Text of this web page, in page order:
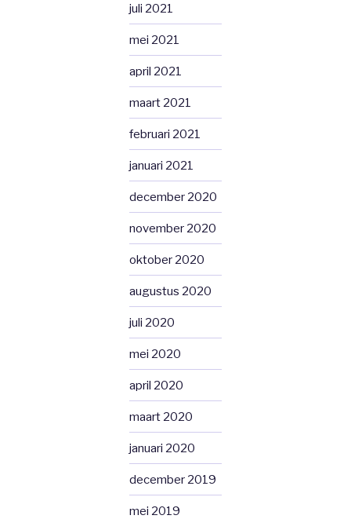
juli 2021
mei 2021
april 2021
maart 2021
februari 2021
januari 2021
december 2020
november 2020
oktober 2020
augustus 2020
juli 2020
mei 2020
april 2020
maart 2020
januari 2020
december 2019
mei 2019